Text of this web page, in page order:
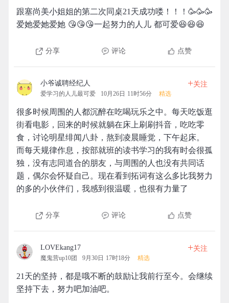
跟塞尚美小姐姐的第二次同桌21天成功喽！！！🥳🥳🥳
爱她爱她爱她 😘😘😘一起努力的人儿 都可爱😆😆😆
分享 评论 点赞
小爷诚聘经纪人
爱学习的人儿最可爱 10月26日 11时56分 精选
+关注
很多时候周围的人都沉醉在吃喝玩乐之中。每天吃饭逛
街看电影，回来的时候就躺在床上刷刷抖音，吃吃零
食，讨论明星绯闻八卦，熬到凌晨睡觉，下午起床。
而每天规律作息，按部就班的读书学习的我有时会很孤
独，没有志同道合的朋友，与周围的人也没有共同话
题，偶尔会怀疑自己。现在看到拓词有这么多比我努力
的多的小伙伴们，我感到很温暖，也很有力量了
分享 评论 点赞
LOVEkang17
魔鬼营up10团 9月30日 17时18分 精选
+关注
21天的坚持，都是哦不断的鼓励让我前行至今。会继续
坚持下去，努力吧加油吧。